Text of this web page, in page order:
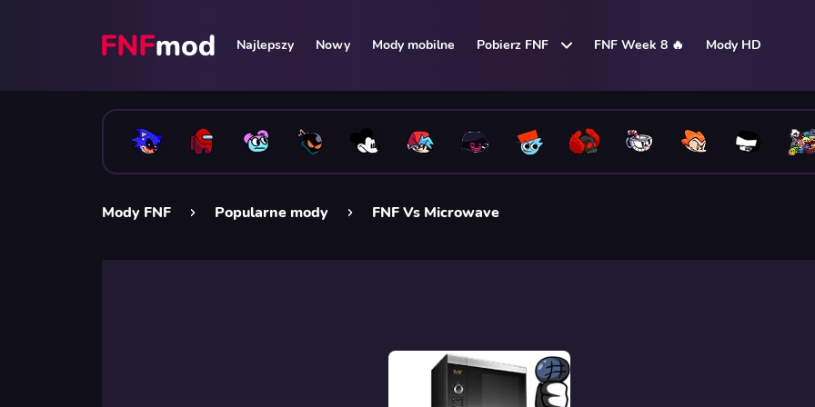
Najlepszy Nowy Mody mobilne Pobierz FNF FNF Week 8 🔥 Mody HD
Mody FNF Popularne mody FNF Vs Microwave